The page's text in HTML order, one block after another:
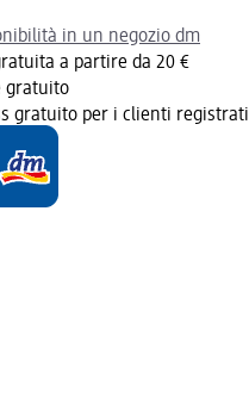
in un negozio dm
a partire da 20 €
gratuito
gratuito per i clienti registrati